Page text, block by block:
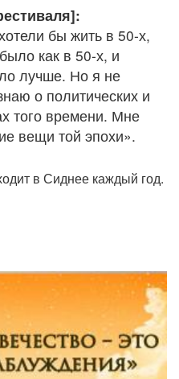
бы жить в 50-х,
как в 50-х, и
лучше. Но я не
о политических и
того времени. Мне
вещи той эпохи».
в Сиднее каждый год.